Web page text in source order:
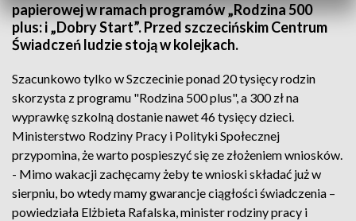
papierowej w ramach programów „Rodzina 500
plus: i „Dobry Start”. Przed szczecińskim Centrum
Świadczeń ludzie stoją w kolejkach.
Szacunkowo tylko w Szczecinie ponad 20 tysięcy rodzin
skorzysta z programu "Rodzina 500 plus", a 300 zł na
wyprawkę szkolną dostanie nawet 46 tysięcy dzieci.
Ministerstwo Rodziny Pracy i Polityki Społecznej
przypomina, że warto pospieszyć się ze złożeniem wniosków.
- Mimo wakacji zachęcamy żeby te wnioski składać już w
sierpniu, bo wtedy mamy gwarancje ciągłości świadczenia –
powiedziała Elżbieta Rafalska, minister rodziny pracy i